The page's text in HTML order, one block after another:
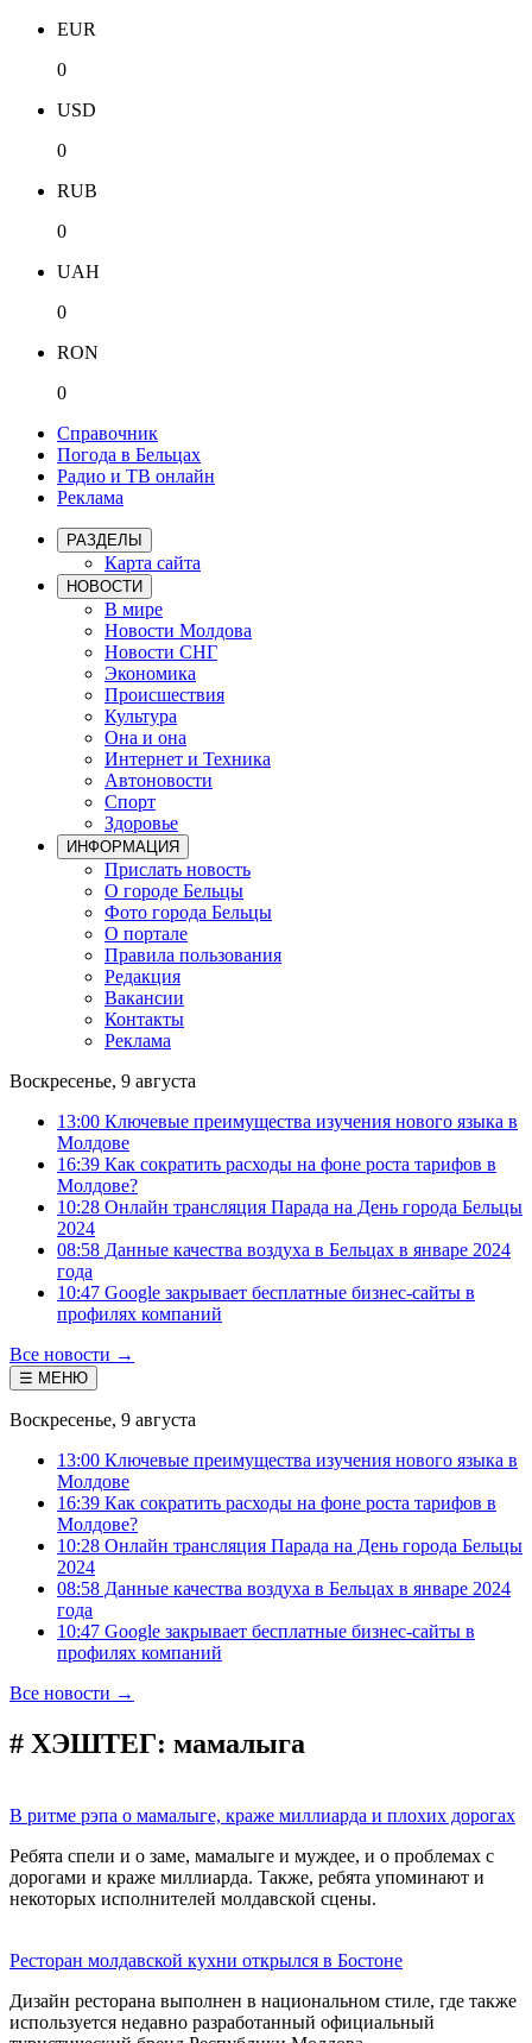
EUR
0
USD
0
RUB
0
UAH
0
RON
0
Справочник
Погода в Бельцах
Радио и ТВ онлайн
Реклама
РАЗДЕЛЫ
Карта сайта
НОВОСТИ
В мире
Новости Молдова
Новости СНГ
Экономика
Происшествия
Культура
Она и она
Интернет и Техника
Автоновости
Спорт
Здоровье
ИНФОРМАЦИЯ
Прислать новость
О городе Бельцы
Фото города Бельцы
О портале
Правила пользования
Редакция
Вакансии
Контакты
Реклама
Воскресенье, 9 августа
13:00 Ключевые преимущества изучения нового языка в
Молдове
16:39 Как сократить расходы на фоне роста тарифов в
Молдове?
10:28 Онлайн трансляция Парада на День города Бельцы
2024
08:58 Данные качества воздуха в Бельцах в январе 2024
года
10:47 Google закрывает бесплатные бизнес-сайты в
профилях компаний
Все новости →
☰ МЕНЮ
Воскресенье, 9 августа
13:00 Ключевые преимущества изучения нового языка в
Молдове
16:39 Как сократить расходы на фоне роста тарифов в
Молдове?
10:28 Онлайн трансляция Парада на День города Бельцы
2024
08:58 Данные качества воздуха в Бельцах в январе 2024
года
10:47 Google закрывает бесплатные бизнес-сайты в
профилях компаний
Все новости →
# ХЭШТЕГ: мамалыга
В ритме рэпа о мамалыге, краже миллиарда и плохих дорогах
Ребята спели и о заме, мамалыге и муждее, и о проблемах с
дорогами и краже миллиарда. Также, ребята упоминают и
некоторых исполнителей молдавской сцены.
Ресторан молдавской кухни открылся в Бостоне
Дизайн ресторана выполнен в национальном стиле, где также
используется недавно разработанный официальный